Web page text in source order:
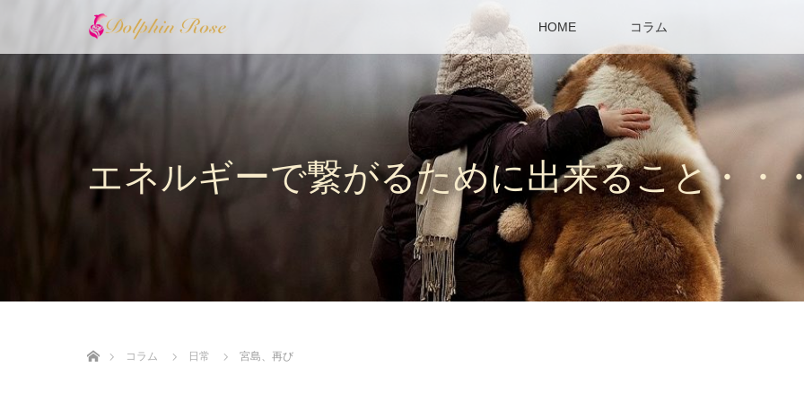
HOME コラム
エネルギーで繋がるために出来ること・・
コラム
日常 宮島、再び